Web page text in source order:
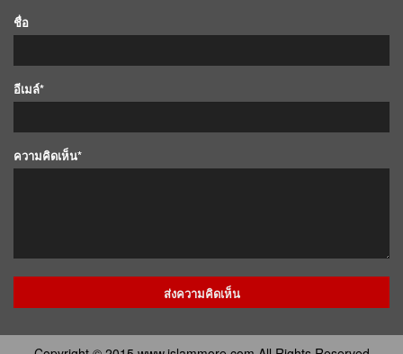
ชื่อ
อีเมล์*
ความคิดเห็น*